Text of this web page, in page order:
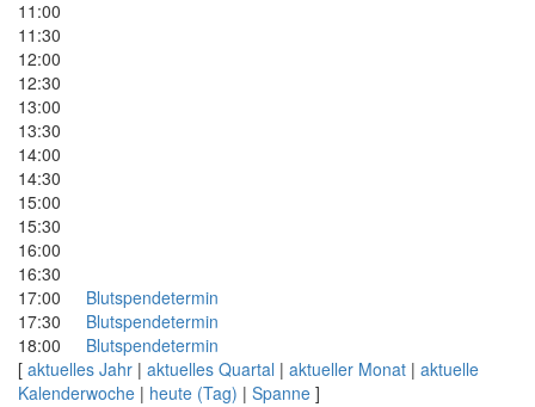
11:00
11:30
12:00
12:30
13:00
13:30
14:00
14:30
15:00
15:30
16:00
16:30
17:00
Blutspendetermin
17:30
Blutspendetermin
18:00
Blutspendetermin
[ aktuelles Jahr | aktuelles Quartal | aktueller Monat | aktuelle
Kalenderwoche | heute (Tag) | Spanne ]